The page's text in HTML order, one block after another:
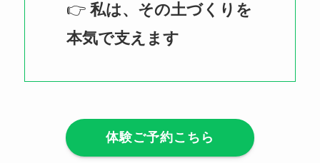
👉私は、その土づくりを
本気で支えます
体験ご予約こちら